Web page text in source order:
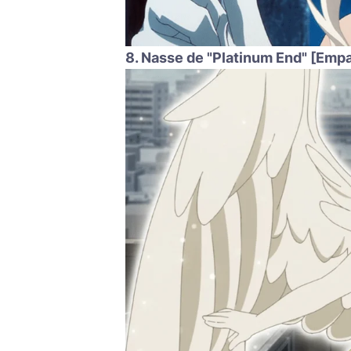
8. Nasse de "Platinum End"